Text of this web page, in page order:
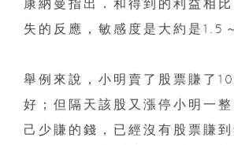
康納曼指出．和得到的利益相
失的反應，敏感度是大約是1.5
舉例來說，小明賣了股票賺了
好；但隔天該股又漲停小明一
己少賺的錢，已經沒有股票賺